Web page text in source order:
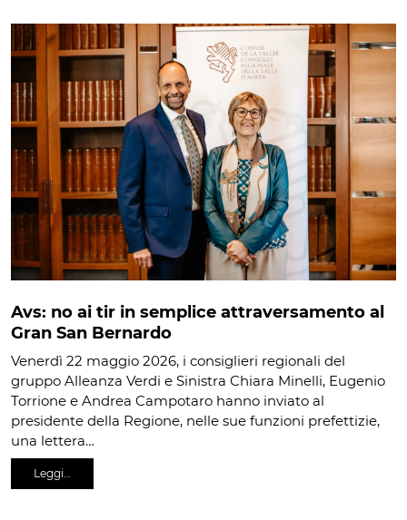
Avs: no ai tir in semplice attraversamento al
Gran San Bernardo
Venerdì 22 maggio 2026, i consiglieri regionali del
gruppo Alleanza Verdi e Sinistra Chiara Minelli, Eugenio
Torrione e Andrea Campotaro hanno inviato al
presidente della Regione, nelle sue funzioni prefettizie,
una lettera…
Leggi…